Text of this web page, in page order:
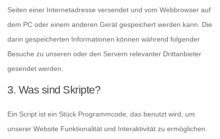
Seiten einer Internetadresse versendet und vom Webbrowser auf
dem PC oder einem anderen Gerät gespeichert werden kann. Die
darin gespeicherten Informationen können während folgender
Besuche zu unseren oder den Servern relevanter Drittanbieter
gesendet werden.
3. Was sind Skripte?
Ein Script ist ein Stück Programmcode, das benutzt wird, um
unserer Website Funktionalität und Interaktivität zu ermöglichen.